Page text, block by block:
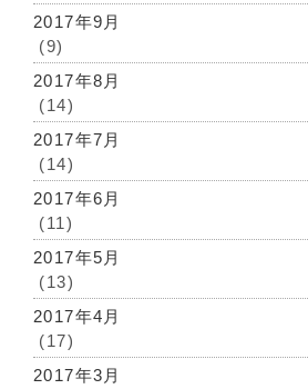
2017年9月
(9)
2017年8月
(14)
2017年7月
(14)
2017年6月
(11)
2017年5月
(13)
2017年4月
(17)
2017年3月